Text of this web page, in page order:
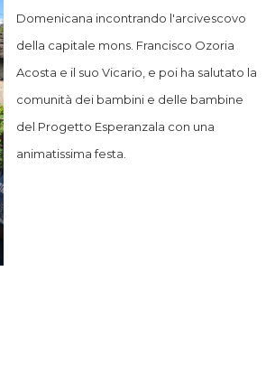
Domenicana incontrando l'arcivescovo
della capitale mons. Francisco Ozoria
Acosta e il suo Vicario, e poi ha salutato la
comunità dei bambini e delle bambine
del Progetto Esperanzala con una
animatissima festa.